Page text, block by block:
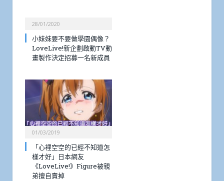
28/01/2020
小妹妹要不要做學園偶像？
LoveLive!新企劃啟動TV動
畫製作決定招募一名新成員
01/03/2019
「心裡空空的已經不知道怎
樣才好」日本網友
《LoveLive!》Figure被親
弟擅自賣掉